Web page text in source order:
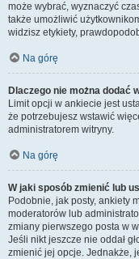
może wybrać, wyznaczyć
także umożliwić
widzisz etykiety,
Na górę
Dlaczego nie można dodać
Limit opcji w ankiecie jest
że potrzebujesz wstawić
administratorem witryny.
Na górę
W jaki sposób zmienić lub
Podobnie, jak posty, ankiety
moderatorów lub
zmiany pierwszego posta w
Jeśli nikt jeszcze nie oddał
zmienić jej opcje. Jednakże,